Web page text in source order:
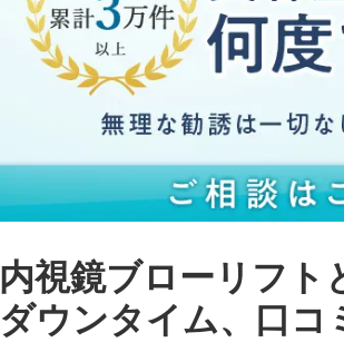
内視鏡ブローリフト
ダウンタイム、口コ